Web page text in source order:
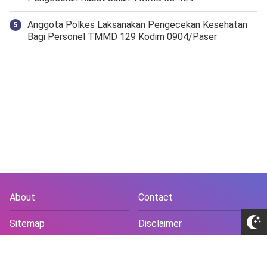
Anggota Polkes Laksanakan Pengecekan Kesehatan
Bagi Personel TMMD 129 Kodim 0904/Paser
About Contact
Sitemap Disclaimer